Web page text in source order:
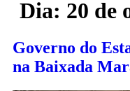
Dia: 20 de
Governo do
na Baixada